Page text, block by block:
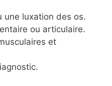
une luxation des os.
ou articulaire.
et